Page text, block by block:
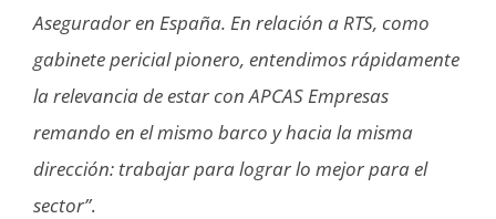
Asegurador en España. En relación a RTS, como
gabinete pericial pionero, entendimos rápidamente
la relevancia de estar con APCAS Empresas
remando en el mismo barco y hacia la misma
dirección: trabajar para lograr lo mejor para el
sector”.